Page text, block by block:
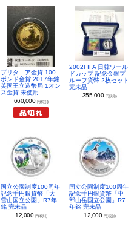
ブリタニア金貨 100
ポンド金貨 2017年銘
英国王立造幣局 1オン
ス金貨 未使用
660,000 円(税別)
2002FIFA 日韓ワール
ドカップ 記念金銀プ
ルーフ貨幣 2枚セット
完未品
355,000 円(税別)
国立公園制度100周年
記念千円銀貨幣「大
雪山国立公園」R7年
銘 完未品
12,000 円(税別)
国立公園制度100周年
記念千円銀貨幣「中
部山岳国立公園」R7
年銘 完未品
12,000 円(税別)